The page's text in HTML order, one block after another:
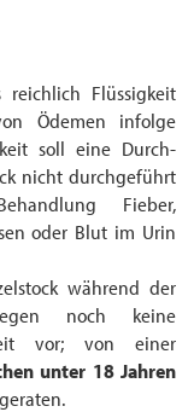
reichlich Flüssigkeit
Ödemen infolge
soll eine Durch­
nicht durchgeführt
Fieber,
oder Blut im Urin
während der
noch keine
vor; von einer
n unter 18 Jahren